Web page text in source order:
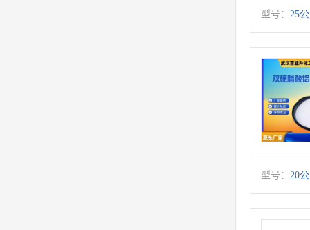
型号： 25
型号： 20